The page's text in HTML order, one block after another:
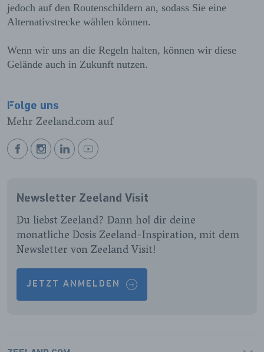
jedoch auf den Routenschildern an, sodass Sie eine
Alternativstrecke wählen können.
Wenn wir uns an die Regeln halten, können wir diese
Gelände auch in Zukunft nutzen.
Folge uns
Mehr Zeeland.com auf
BEKIJK
PAGINA
BEKIJK
PAGINA
BEKIJK
PAGINA
BEKIJK
PAGINA
Newsletter Zeeland Visit
Du liebst Zeeland? Dann hol dir deine
monatliche Dosis Zeeland-Inspiration, mit dem
Newsletter von Zeeland Visit!
JETZT ANMELDEN